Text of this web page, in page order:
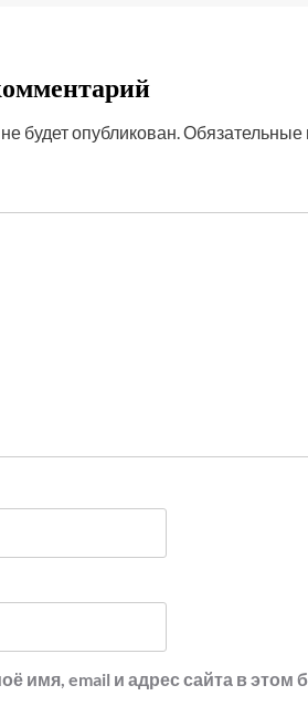
будет опубликован.
имя, email и адрес сайта в